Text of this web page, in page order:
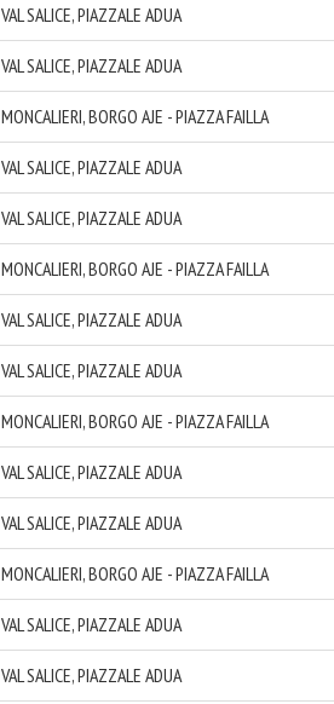
VAL SALICE, PIAZZALE ADUA
VAL SALICE, PIAZZALE ADUA
MONCALIERI, BORGO AJE - PIAZZA FAILLA
VAL SALICE, PIAZZALE ADUA
VAL SALICE, PIAZZALE ADUA
MONCALIERI, BORGO AJE - PIAZZA FAILLA
VAL SALICE, PIAZZALE ADUA
VAL SALICE, PIAZZALE ADUA
MONCALIERI, BORGO AJE - PIAZZA FAILLA
VAL SALICE, PIAZZALE ADUA
VAL SALICE, PIAZZALE ADUA
MONCALIERI, BORGO AJE - PIAZZA FAILLA
VAL SALICE, PIAZZALE ADUA
VAL SALICE, PIAZZALE ADUA